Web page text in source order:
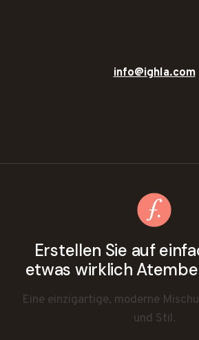
info@ighla.com
Erstellen Sie auf
etwas wirklich
Eine einzigartige, moderne
und Stil.